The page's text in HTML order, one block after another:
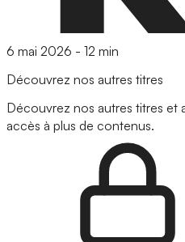
6 mai 2026 - 12 min
Découvrez nos autres titres
Découvrez nos autres titres et
accès à plus de contenus.